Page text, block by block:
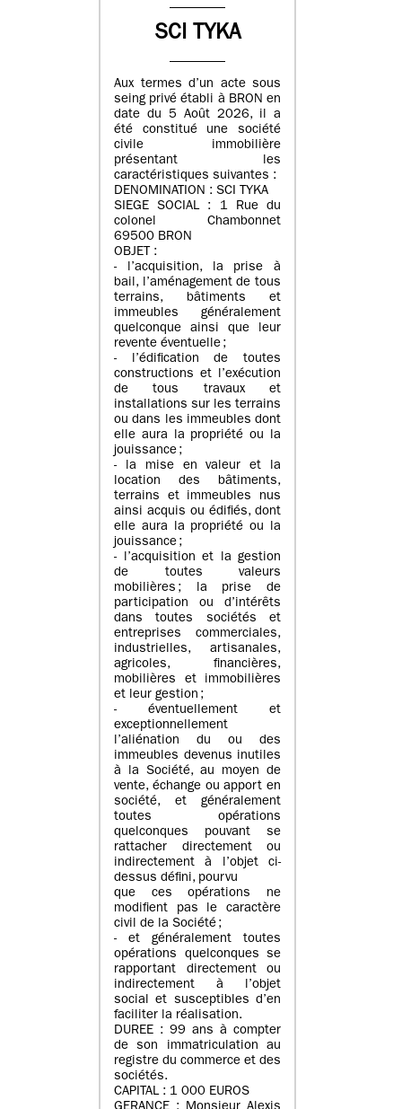
SCI TYKA
Aux termes d’un acte sous
seing privé établi à BRON en
date du 5 Août 2026, il a
été constitué une société
civile immobilière
présentant les
caractéristiques suivantes :
DENOMINATION : SCI TYKA
SIEGE SOCIAL : 1 Rue du
colonel Chambonnet
69500 BRON
OBJET :
- l’acquisition, la prise à
bail, l’aménagement de tous
terrains, bâtiments et
immeubles généralement
quelconque ainsi que leur
revente éventuelle ;
- l’édification de toutes
constructions et l’exécution
de tous travaux et
installations sur les terrains
ou dans les immeubles dont
elle aura la propriété ou la
jouissance ;
- la mise en valeur et la
location des bâtiments,
terrains et immeubles nus
ainsi acquis ou édifiés, dont
elle aura la propriété ou la
jouissance ;
- l’acquisition et la gestion
de toutes valeurs
mobilières ; la prise de
participation ou d’intérêts
dans toutes sociétés et
entreprises commerciales,
industrielles, artisanales,
agricoles, financières,
mobilières et immobilières
et leur gestion ;
- éventuellement et
exceptionnellement
l’aliénation du ou des
immeubles devenus inutiles
à la Société, au moyen de
vente, échange ou apport en
société, et généralement
toutes opérations
quelconques pouvant se
rattacher directement ou
indirectement à l’objet ci-
dessus défini, pourvu
que ces opérations ne
modifient pas le caractère
civil de la Société ;
- et généralement toutes
opérations quelconques se
rapportant directement ou
indirectement à l’objet
social et susceptibles d’en
faciliter la réalisation.
DUREE : 99 ans à compter
de son immatriculation au
registre du commerce et des
sociétés.
CAPITAL : 1 000 EUROS